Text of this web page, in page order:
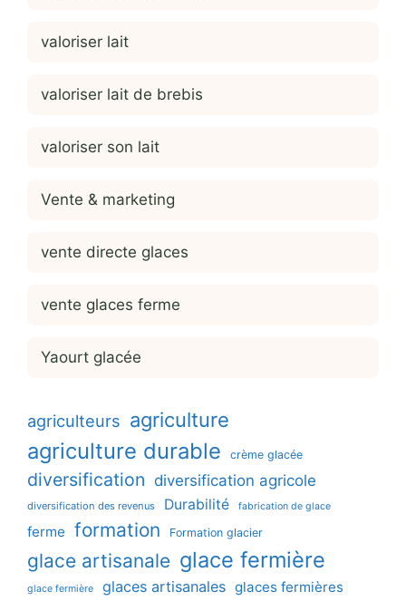
valoriser lait
valoriser lait de brebis
valoriser son lait
Vente & marketing
vente directe glaces
vente glaces ferme
Yaourt glacée
agriculteurs agriculture
agriculture durable crème glacée
diversification diversification agricole
diversification des revenus Durabilité fabrication de glace
ferme formation Formation glacier
glace artisanale glace fermière
glace fermière glaces artisanales glaces fermières